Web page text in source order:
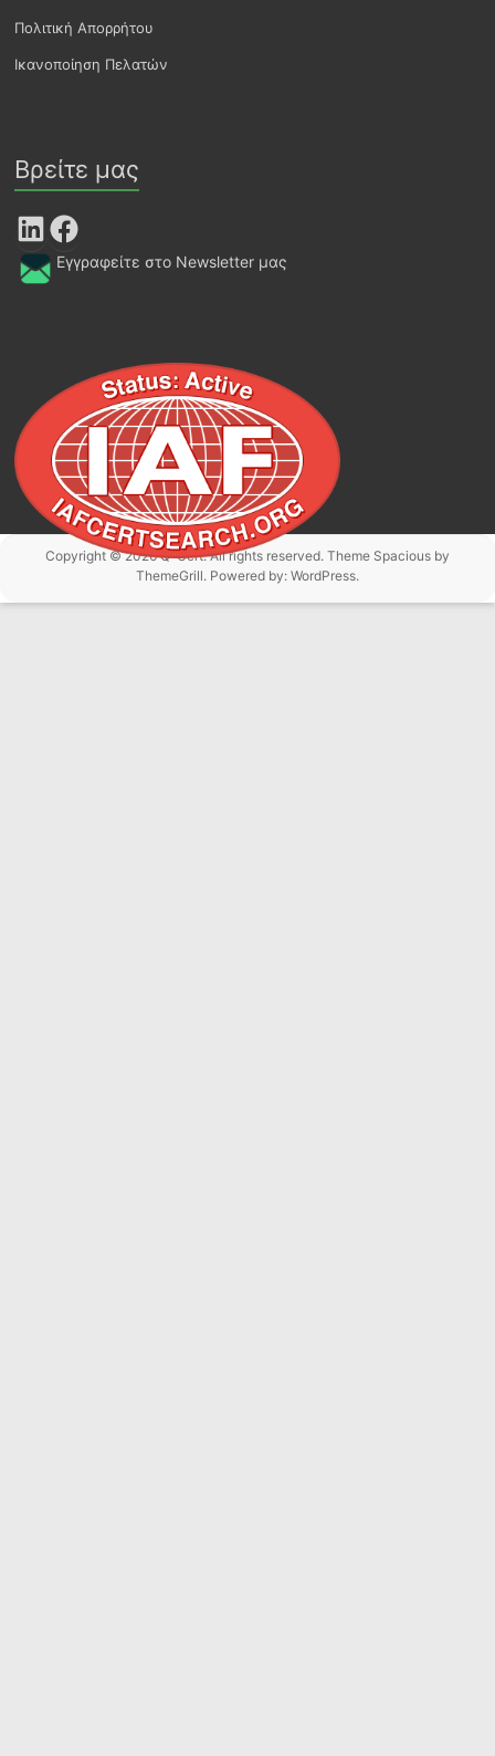
Πολιτική Απορρήτου
Ικανοποίηση Πελατών
Βρείτε μας
LinkedIn Facebook
Εγγραφείτε στο Newsletter μας
Copyright © 2026Q-Cert. All rights reserved. Theme Spaciousby
ThemeGrill. Powered by: WordPress.